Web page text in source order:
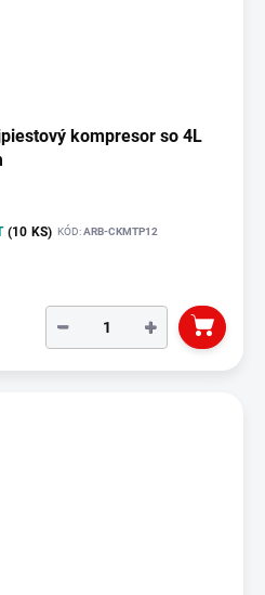
kompresor so 4L
(10 KS) KÓD:ARB-CKMTP12
+
−